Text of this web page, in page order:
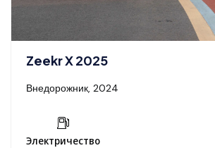
Zeekr X 2025
Внедорожник, 2024
Электричество